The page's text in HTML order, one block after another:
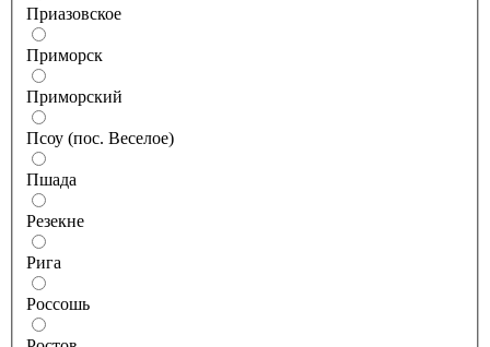
Приазовское
Приморск
Приморский
Псоу (пос. Веселое)
Пшада
Резекне
Рига
Россошь